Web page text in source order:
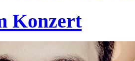
Konzert